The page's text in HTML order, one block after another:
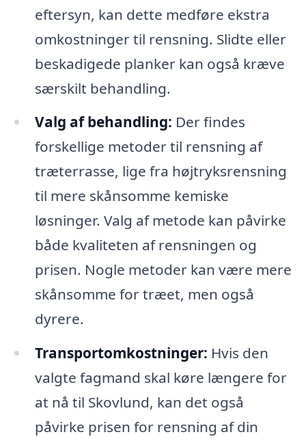
eftersyn, kan dette medføre ekstra
omkostninger til rensning. Slidte eller
beskadigede planker kan også kræve
særskilt behandling.
Valg af behandling: Der findes
forskellige metoder til rensning af
træterrasse, lige fra højtryksrensning
til mere skånsomme kemiske
løsninger. Valg af metode kan påvirke
både kvaliteten af rensningen og
prisen. Nogle metoder kan være mere
skånsomme for træet, men også
dyrere.
Transportomkostninger: Hvis den
valgte fagmand skal køre længere for
at nå til Skovlund, kan det også
påvirke prisen for rensning af din